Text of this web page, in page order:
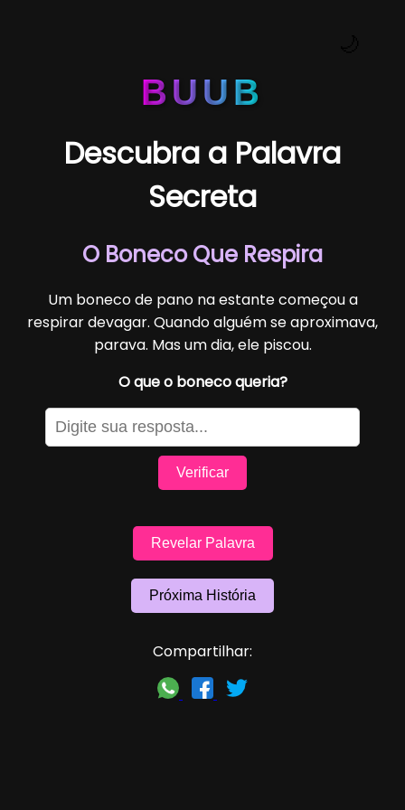
BUUB
Descubra a Palavra
Secreta
O Boneco Que Respira
Um boneco de pano na estante começou a
respirar devagar. Quando alguém se aproximava,
parava. Mas um dia, ele piscou.
O que o boneco queria?
Verificar
Revelar Palavra
Próxima História
Compartilhar: